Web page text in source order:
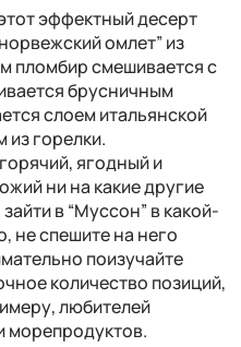
эффектный десерт
омлет” из
пломбир смешивается с
брусничным
слоем итальянской
из горелки.
ягодный и
ни на какие другие
в “Муссон” в какой-
не спешите на него
поизучайте
количество позиций,
любителей
морепродуктов.